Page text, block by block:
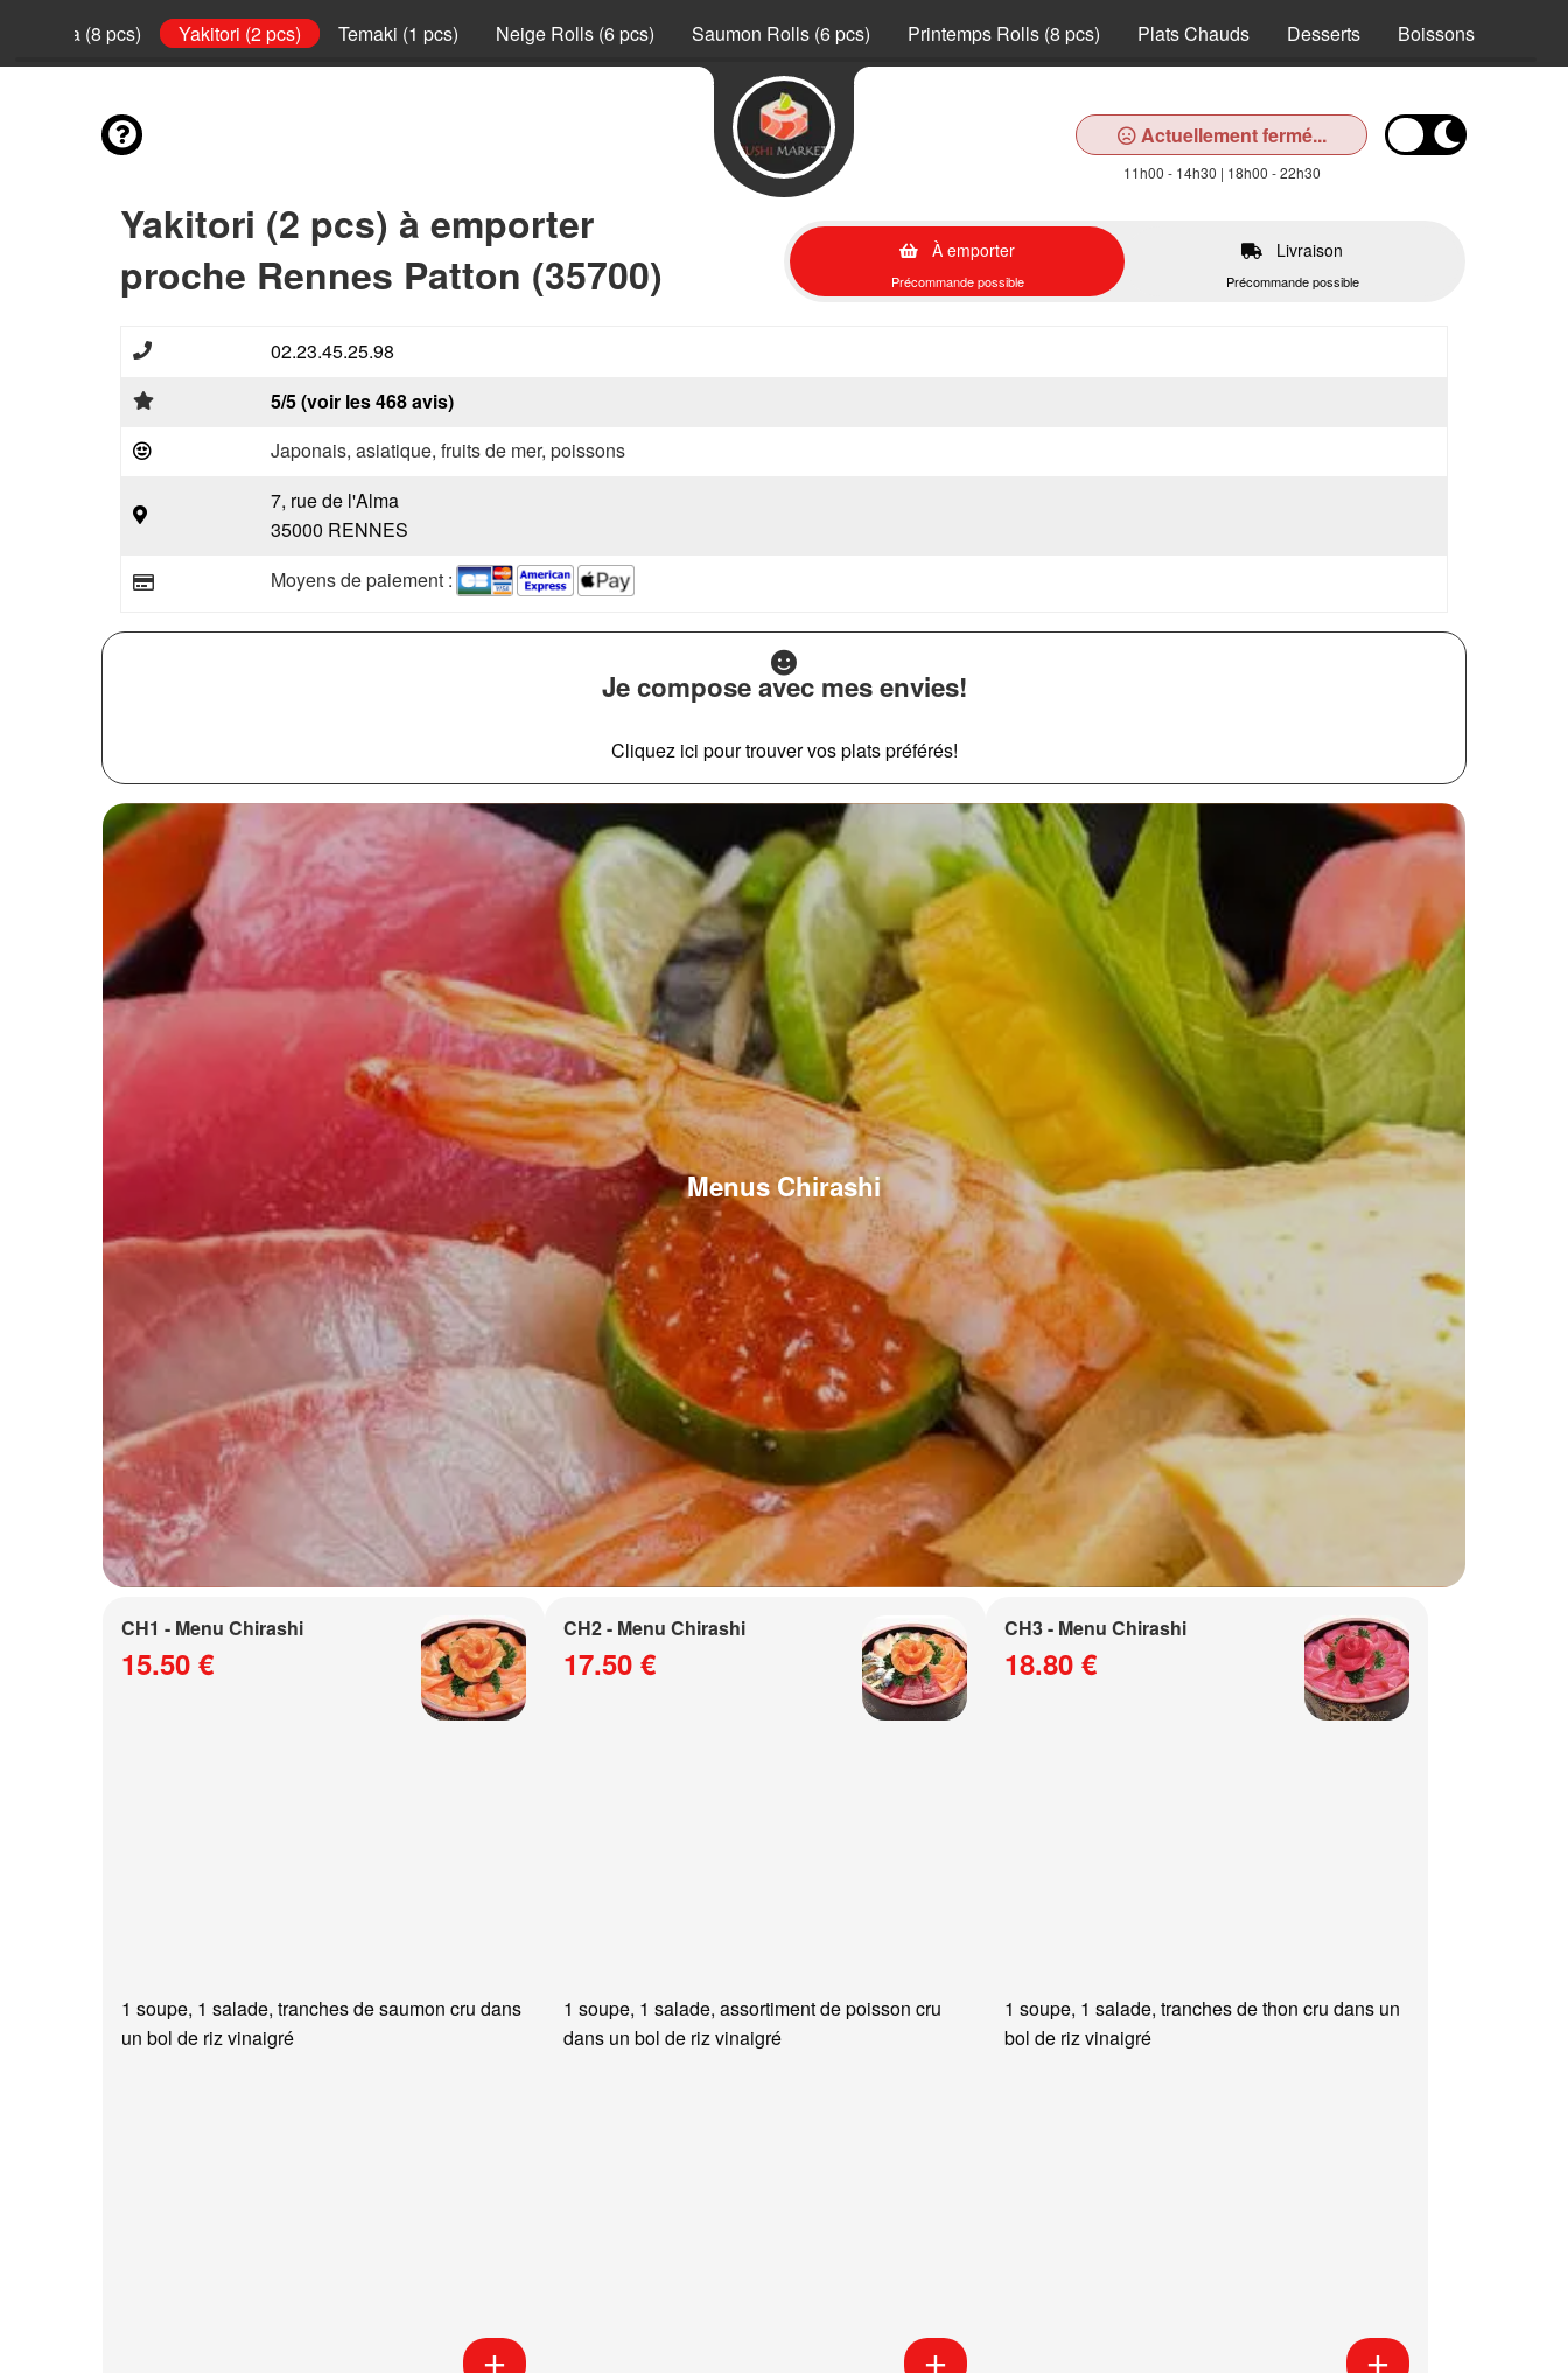
California (8 pcs) Yakitori (2 pcs) Temaki (1 pcs) Neige Rolls (6 pcs) Saumon Rolls (6 pcs) Printemps Rolls (8 pcs) Plats Chauds Desserts Boissons
Actuellement fermé...
11h00 - 14h30 | 18h00 - 22h30
Yakitori (2 pcs) à emporter
proche Rennes Patton (35700)
À emporter
Précommande possible
Livraison
Précommande possible
02.23.45.25.98
5/5 (voir les 468 avis)
Japonais, asiatique, fruits de mer, poissons
7, rue de l'Alma
35000 RENNES
Moyens de paiement :
Je compose avec mes envies!
Cliquez ici pour trouver vos plats préférés!
Menus Chirashi
CH1 - Menu Chirashi
15.50 €
1 soupe, 1 salade, tranches de saumon cru dans
un bol de riz vinaigré
CH2 - Menu Chirashi
17.50 €
1 soupe, 1 salade, assortiment de poisson cru
dans un bol de riz vinaigré
CH3 - Menu Chirashi
18.80 €
1 soupe, 1 salade, tranches de thon cru dans un
bol de riz vinaigré